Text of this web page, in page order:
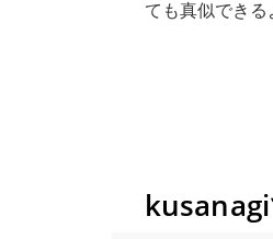
ても真似でき